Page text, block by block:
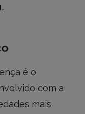
é o
com a
mais